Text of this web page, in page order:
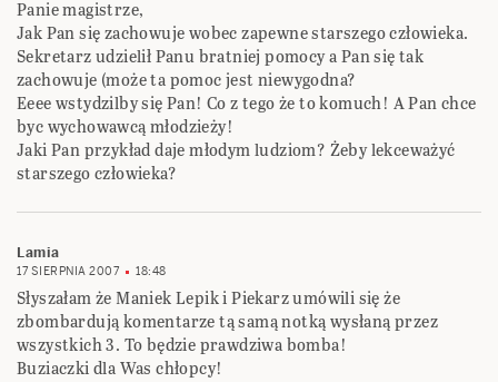
Panie magistrze,
Jak Pan się zachowuje wobec zapewne starszego człowieka.
Sekretarz udzielił Panu bratniej pomocy a Pan się tak
zachowuje (może ta pomoc jest niewygodna?
Eeee wstydzilby się Pan! Co z tego że to komuch! A Pan chce
byc wychowawcą młodzieży!
Jaki Pan przykład daje młodym ludziom? Żeby lekceważyć
starszego człowieka?
Lamia
17 SIERPNIA 2007 18:48
Słyszałam że Maniek Lepik i Piekarz umówili się że
zbombardują komentarze tą samą notką wysłaną przez
wszystkich 3. To będzie prawdziwa bomba!
Buziaczki dla Was chłopcy!